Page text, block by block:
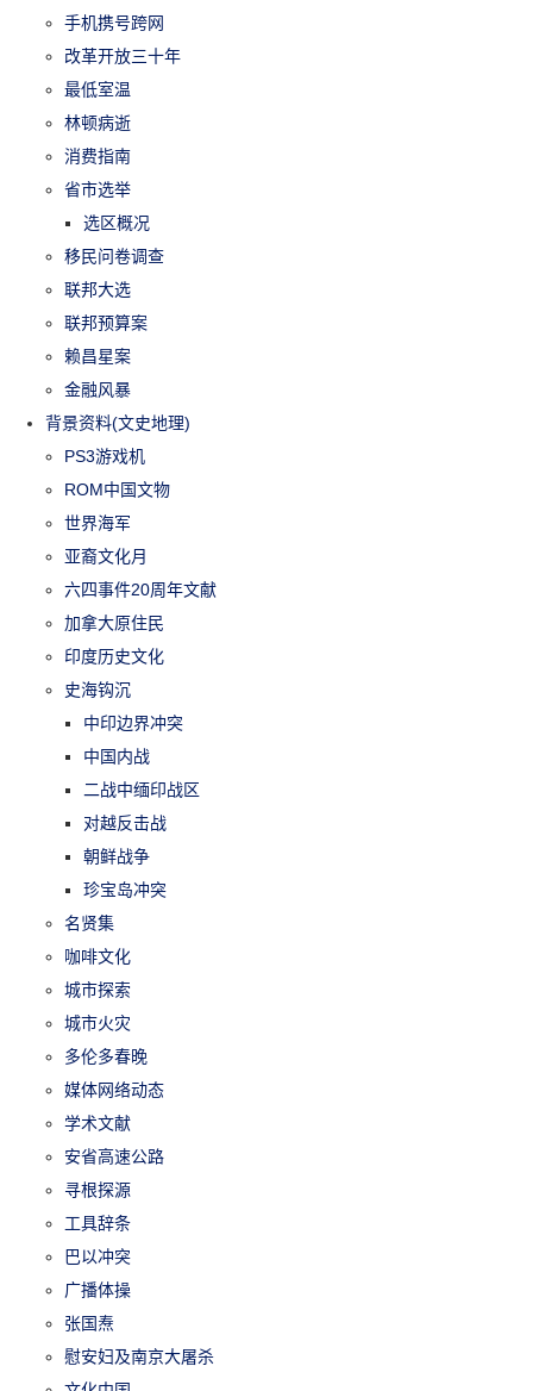
手机携号跨网
改革开放三十年
最低室温
林顿病逝
消费指南
省市选举
选区概况
移民问卷调查
联邦大选
联邦预算案
赖昌星案
金融风暴
背景资料(文史地理)
PS3游戏机
ROM中国文物
世界海军
亚裔文化月
六四事件20周年文献
加拿大原住民
印度历史文化
史海钩沉
中印边界冲突
中国内战
二战中缅印战区
对越反击战
朝鲜战争
珍宝岛冲突
名贤集
咖啡文化
城市探索
城市火灾
多伦多春晚
媒体网络动态
学术文献
安省高速公路
寻根探源
工具辞条
巴以冲突
广播体操
张国焘
慰安妇及南京大屠杀